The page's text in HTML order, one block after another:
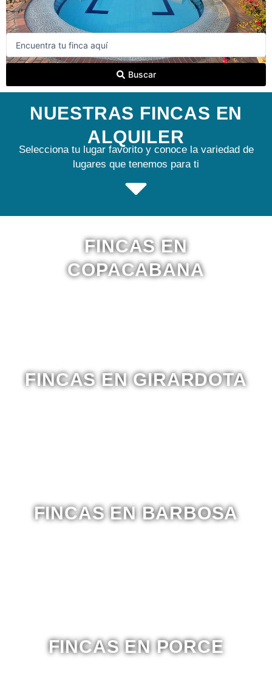
Search
Buscar
NUESTRAS FINCAS EN
ALQUILER
Selecciona tu lugar favorito y conoce la variedad de
lugares que tenemos para ti
FINCAS EN
COPACABANA
FINCAS EN GIRARDOTA
FINCAS EN BARBOSA
FINCAS EN PORCE